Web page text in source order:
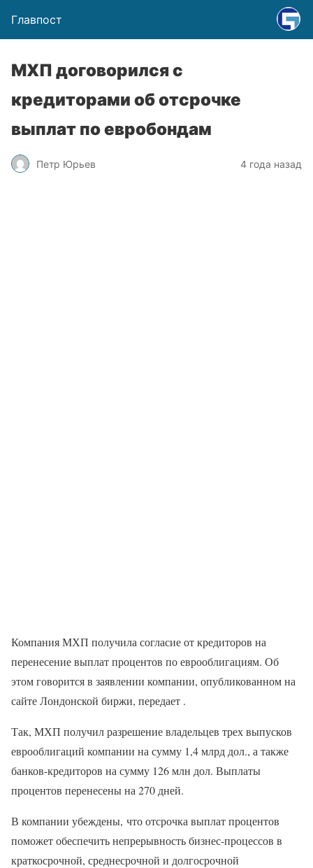
Главпост
МХП договорился с
кредиторами об отсрочке
выплат по евробондам
Петр Юрьев 4 года назад
Компания МХП получила согласие от кредиторов на
перенесение выплат процентов по еврооблигациям. Об
этом говорится в заявлении компании, опубликованном на
сайте Лондонской биржи, передает .
Так, МХП получил разрешение владельцев трех выпусков
еврооблигаций компании на сумму 1,4 млрд дол., а также
банков-кредиторов на сумму 126 млн дол. Выплаты
процентов перенесены на 270 дней.
В компании убеждены, что отсрочка выплат процентов
поможет обеспечить непрерывность бизнес-процессов в
краткосрочной, среднесрочной и долгосрочной